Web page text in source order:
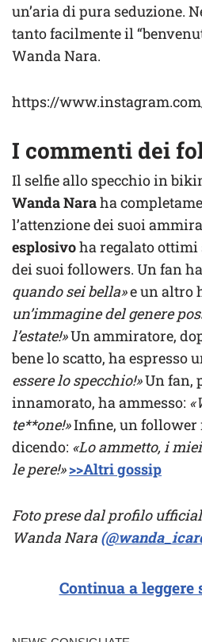
un’aria di pura seduzione.
tanto facilmente il
Wanda Nara.
https://
I commenti dei
Il selfie allo specchio in
Wanda Naraha
l’attenzione dei suoi
esplosivoha regalato
dei suoi followers. Un fan
quando sei bella»e un altro
un’immagine del genere
l’estate!»Un ammiratore,
bene lo scatto, ha espresso
essere lo specchio!»Un fan,
innamorato, ha ammesso:
te**one!»Infine, un follower
dicendo: «Lo ammetto, i
le pere!» >>Altri gossip
Foto prese dal profilo
Wanda Nara
Continua a leggere